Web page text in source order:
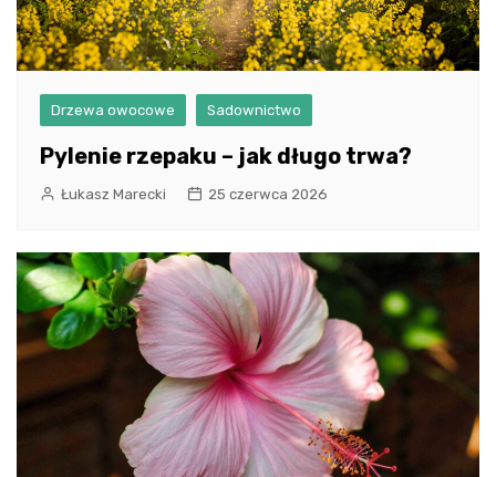
Drzewa owocowe Sadownictwo
Pylenie rzepaku – jak długo trwa?
Łukasz Marecki 25 czerwca 2026